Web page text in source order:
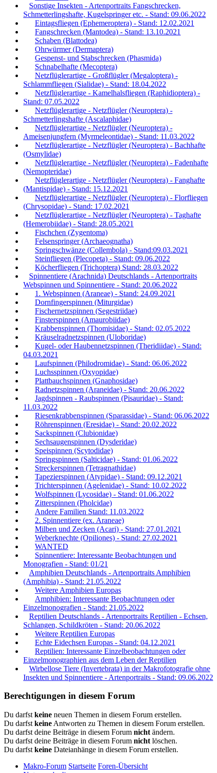
Sonstige Insekten - Artenportraits Fangschrecken,
Schmetterlingshafte, Kugelspringer etc. - Stand: 09.06.2022
Eintagsfliegen (Ephemeroptera) - Stand: 12.02.2021
Fangschrecken (Mantodea) - Stand: 13.10.2021
Schaben (Blattodea)
Ohrwürmer (Dermaptera)
Gespenst- und Stabschrecken (Phasmida)
Schnabelhafte (Mecoptera)
Netzflüglerartige - Großflügler (Megaloptera) -
Schlammfliegen (Sialidae) - Stand: 18.04.2022
Netzflüglerartige - Kamelhalsfliegen (Raphidioptera) -
Stand: 07.05.2022
Netzflüglerartige - Netzflügler (Neuroptera) -
Schmetterlingshafte (Ascalaphidae)
Netzflüglerartige - Netzflügler (Neuroptera) -
Ameisenjungfern (Myrmeleontidae) - Stand: 11.03.2022
Netzflüglerartige - Netzflügler (Neuroptera) - Bachhafte
(Osmylidae)
Netzflüglerartige - Netzflügler (Neuroptera) - Fadenhafte
(Nemopteridae)
Netzflüglerartige - Netzflügler (Neuroptera) - Fanghafte
(Mantispidae) - Stand: 15.12.2021
Netzflüglerartige - Netzflügler (Neuroptera) - Florfliegen
(Chrysopidae) - Stand: 17.02.2021
Netzflüglerartige - Netzflügler (Neuroptera) - Taghafte
(Hemerobiidae) - Stand: 28.05.2021
Fischchen (Zygentoma)
Felsenspringer (Archaeognatha)
Springschwänze (Collembola) - Stand:09.03.2021
Steinfliegen (Plecopeta) - Stand: 09.06.2022
Köcherfliegen (Trichoptera) Stand: 28.03.2022
Spinnentiere (Arachnida) Deutschlands - Artenportraits
Webspinnen und Spinnentiere - Stand: 20.06.2022
1. Webspinnen (Araneae) - Stand: 24.09.2021
Dornfingerspinnen (Miturgidae)
Fischernetzspinnen (Segestriidae)
Finsterspinnen (Amaurobiidae)
Krabbenspinnen (Thomisidae) - Stand: 02.05.2022
Kräuselradnetzspinnen (Uloboridae)
Kugel- oder Haubennetzspinnen (Theridiidae) - Stand:
04.03.2021
Laufspinnen (Philodromidae) - Stand: 06.06.2022
Luchsspinnen (Oxyopidae)
Plattbauchspinnen (Gnaphosidae)
Radnetzspinnen (Araneidae) - Stand: 20.06.2022
Jagdspinnen - Raubspinnen (Pisauridae) - Stand:
11.03.2022
Riesenkrabbenspinnen (Sparassidae) - Stand: 06.06.2022
Röhrenspinnen (Eresidae) - Stand: 20.02.2022
Sackspinnen (Clubionidae)
Sechsaugenspinnen (Dysderidae)
Speispinnen (Scytodidae)
Springspinnen (Salticidae) - Stand: 01.06.2022
Streckerspinnen (Tetragnathidae)
Tapezierspinnen (Atypidae) - Stand: 09.12.2021
Trichterspinnen (Agelenidae) - Stand: 10.02.2022
Wolfspinnen (Lycosidae) - Stand: 01.06.2022
Zitterspinnen (Pholcidae)
Andere Familien Stand: 11.03.2022
2. Spinnentiere (ex. Araneae)
Milben und Zecken (Acari) - Stand: 27.01.2021
Weberknechte (Opiliones) - Stand: 27.02.2021
WANTED
Spinnentiere: Interessante Beobachtungen und
Monografien - Stand: 01/21
Amphibien Deutschlands - Artenportraits Amphibien
(Amphibia) - Stand: 21.05.2022
Weitere Amphibien Europas
Amphibien: Interessante Beobachtungen oder
Einzelmonografien - Stand: 21.05.2022
Reptilien Deutschlands - Artenportraits Reptilien - Echsen,
Schlangen, Schildkröten - Stand: 20.06.2022
Weitere Reptilien Europas
Echte Eidechsen Europas - Stand: 04.12.2021
Reptilien: Interessante Einzelbeobachtungen oder
Einzelmonographien aus dem Leben der Reptilien
Wirbellose Tiere (Invertebrata) in der Makrofotografie ohne
Insekten und Spinnentiere - Artenportraits - Stand: 09.06.2022
Berechtigungen in diesem Forum
Du darfst keine neuen Themen in diesem Forum erstellen.
Du darfst keine Antworten zu Themen in diesem Forum erstellen.
Du darfst deine Beiträge in diesem Forum nicht ändern.
Du darfst deine Beiträge in diesem Forum nicht löschen.
Du darfst keine Dateianhänge in diesem Forum erstellen.
Makro-Forum Startseite Foren-Übersicht